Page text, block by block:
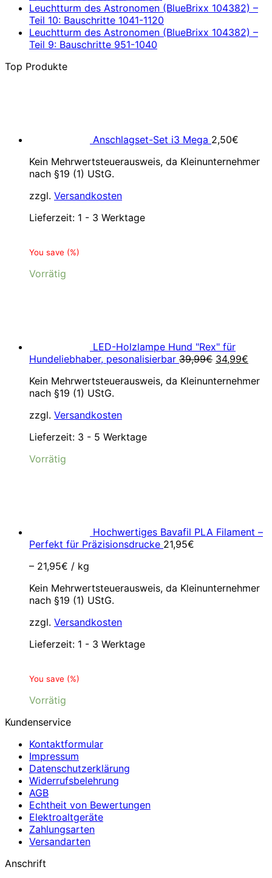
Leuchtturm des Astronomen (BlueBrixx 104382) –
Teil 10: Bauschritte 1041-1120
Leuchtturm des Astronomen (BlueBrixx 104382) –
Teil 9: Bauschritte 951-1040
Top Produkte
Anschlagset-Set i3 Mega 2,50€
Kein Mehrwertsteuerausweis, da Kleinunternehmer
nach §19 (1) UStG.
zzgl. Versandkosten
Lieferzeit: 1 - 3 Werktage
You save (%)
Vorrätig
LED-Holzlampe Hund "Rex" für
Hundeliebhaber, pesonalisierbar 39,99€
war:
34,99€
ist:
Kein Mehrwertsteuerausweis, da Kleinunternehmer
nach §19 (1) UStG.
zzgl. Versandkosten
Lieferzeit: 3 - 5 Werktage
Vorrätig
Hochwertiges Bavafil PLA Filament –
Perfekt für Präzisionsdrucke 21,95€
– 21,95€ / kg
Kein Mehrwertsteuerausweis, da Kleinunternehmer
nach §19 (1) UStG.
zzgl. Versandkosten
Lieferzeit: 1 - 3 Werktage
You save (%)
Vorrätig
Kundenservice
Kontaktformular
Impressum
Datenschutzerklärung
Widerrufsbelehrung
AGB
Echtheit von Bewertungen
Elektroaltgeräte
Zahlungsarten
Versandarten
Anschrift